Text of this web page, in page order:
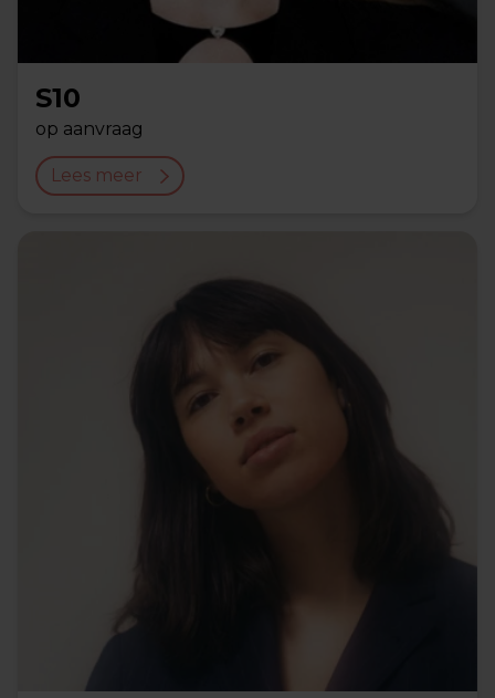
S10
op aanvraag
Lees meer